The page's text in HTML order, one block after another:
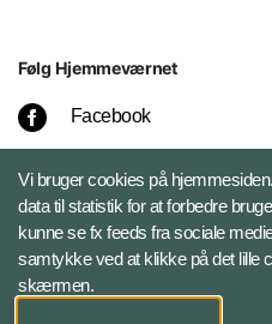
Følg Hjemmeværnet
Facebook
Instagram
LinkedIn
X
Vi bruger cookies på
data til statistik for at forbedre
kunne se fx feeds fra sociale
samtykke ved at klikke på det lille
skærmen.